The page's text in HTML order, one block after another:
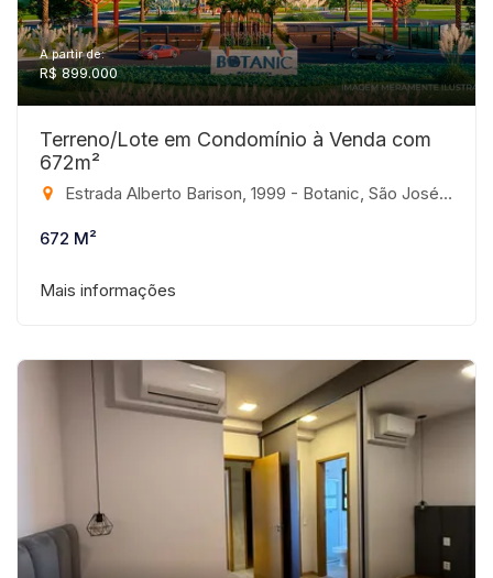
A partir de:
R$ 899.000
Terreno/Lote em Condomínio à Venda com
672m²
Estrada Alberto Barison, 1999 - Botanic, São José do Rio Preto-SP
672 M²
Mais informações